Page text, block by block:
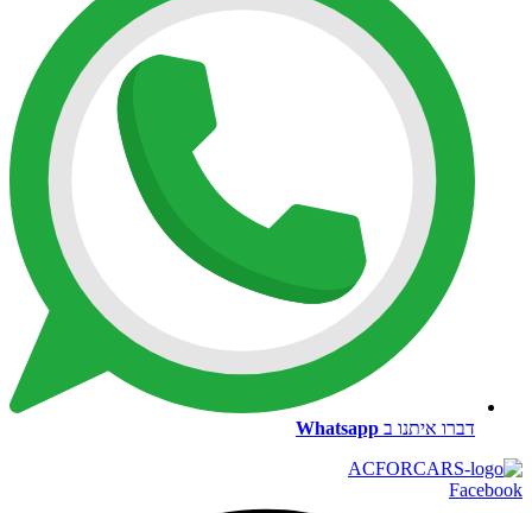
דברו איתנו ב Whatsapp
Facebook